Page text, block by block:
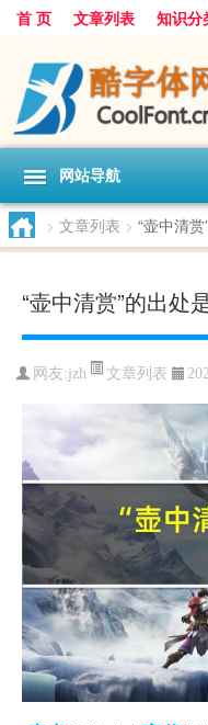
首 页 文章列表 知识分
网站导航
> 文章列表 > “壶中清
“壶中清赏”的出处
网友:jzh 文章列表